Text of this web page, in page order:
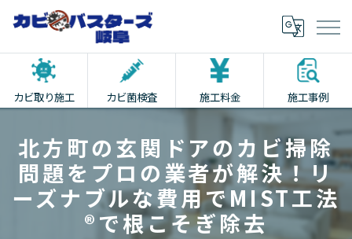
カビ取り施工 カビ菌検査 施工料金 施工事例
北方町の玄関ドアのカビ掃除
問題をプロの業者が解決！リ
ーズナブルな費用でMIST工法
®で根こそぎ除去